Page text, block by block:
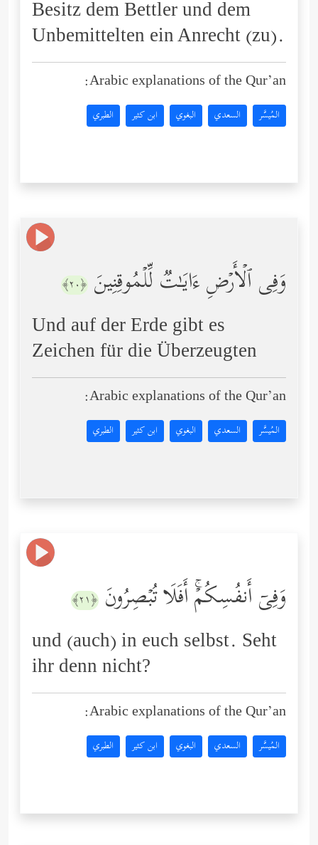
Besitz dem Bettler und dem
Unbemittelten ein Anrecht (zu).
Arabic explanations of the Qur’an:
المُيسَّر السعدي البغوي ابن كثير الطبري
وَفِی ٱلۡأَرۡضِ ءَایَـٰتࣱ لِّلۡمُوقِنِینَ ﴿٢٠﴾
Und auf der Erde gibt es
Zeichen für die Überzeugten
Arabic explanations of the Qur’an:
المُيسَّر السعدي البغوي ابن كثير الطبري
وَفِیۤ أَنفُسِكُمۡۚ أَفَلَا تُبۡصِرُونَ ﴿٢١﴾
und (auch) in euch selbst. Seht
ihr denn nicht?
Arabic explanations of the Qur’an:
المُيسَّر السعدي البغوي ابن كثير الطبري